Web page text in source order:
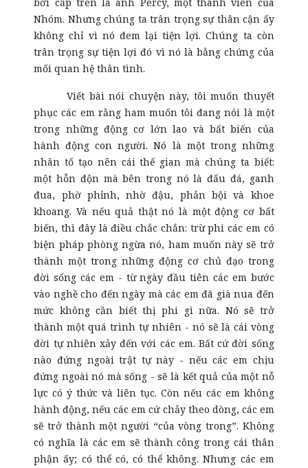
Nhóm. Nhưng chúng ta trân trọng sự thân cận ấy
không chỉ vì nó đem lại tiện lợi. Chúng ta còn
trân trọng sự tiện lợi đó vì nó là bằng chứng của
mối quan hệ thân tình.
Viết bài nói chuyện này, tôi muốn thuyết
phục các em rằng ham muốn tôi đang nói là một
trong những động cơ lớn lao và bất biến của
hành động con người. Nó là một trong những
nhân tố tạo nên cái thế gian mà chúng ta biết:
một hỗn độn mà bên trong nó là đấu đá, ganh
đua, phờ phỉnh, nhờ đậu, phản bội và khoe
khoang. Và nếu quả thật nó là một động cơ bất
biến, thì đây là điều chắc chắn: trừ phi các em có
biện pháp phòng ngừa nó, ham muốn này sẽ trở
thành một trong những động cơ chủ đạo trong
đời sống các em - từ ngày đầu tiên các em bước
vào nghề cho đến ngày mà các em đã già nua đến
mức không cần biết thị phi gì nữa. Nó sẽ trở
thành một quá trình tự nhiên - nó sẽ là cái vòng
đời tự nhiên xảy đến với các em. Bất cứ đời sống
nào đứng ngoài trật tự này - nếu các em chịu
đứng ngoài nó mà sống - sẽ là kết quả của một nỗ
lực có ý thức và liên tục. Còn nếu các em không
hành động, nếu các em cứ chảy theo dòng, các em
sẽ trở thành một người “của vòng trong”. Không
có nghĩa là các em sẽ thành công trong cái thân
phận ấy; có thể có, có thể không. Nhưng các em